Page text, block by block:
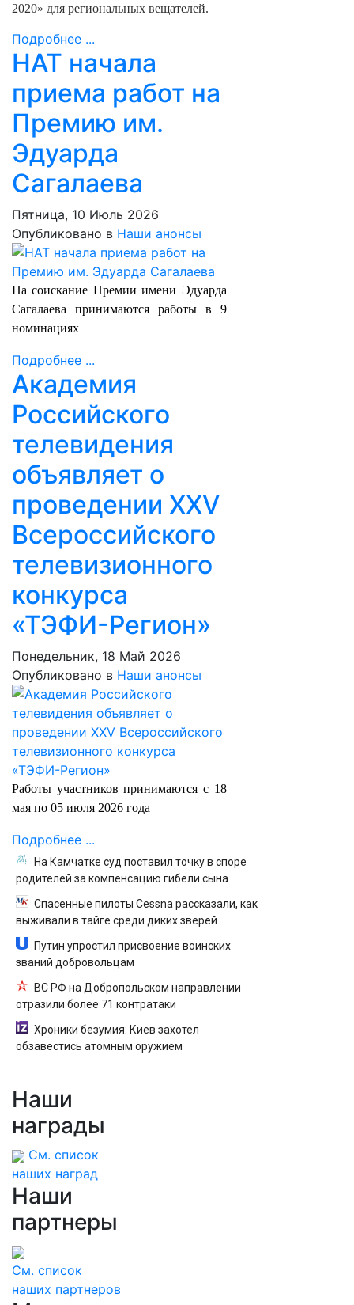
2020» для региональных вещателей.
Подробнее ...
НАТ начала
приема работ на
Премию им.
Эдуарда
Сагалаева
Пятница, 10 Июль 2026
Опубликовано в Наши анонсы
На соискание Премии имени Эдуарда
Сагалаева принимаются работы в 9
номинациях
Подробнее ...
Академия
Российского
телевидения
объявляет о
проведении ХХV
Всероссийского
телевизионного
конкурса
«ТЭФИ-Регион»
Понедельник, 18 Май 2026
Опубликовано в Наши анонсы
Работы участников принимаются с 18
мая по 05 июля 2026 года
Подробнее ...
На Камчатке суд поставил точку в споре
родителей за компенсацию гибели сына
Спасенные пилоты Cessna рассказали, как
выживали в тайге среди диких зверей
Путин упростил присвоение воинских
званий добровольцам
ВС РФ на Добропольском направлении
отразили более 71 контратаки
Хроники безумия: Киев захотел
обзавестись атомным оружием
Наши
награды
См. список
наших наград
Наши
партнеры
См. список
наших партнеров